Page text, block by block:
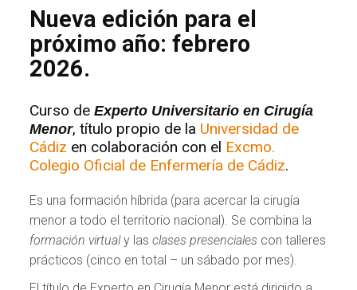
Nueva edición para el
próximo año: febrero
2026.
Curso deExperto Universitario en Cirugía
Menor, título propio de la Universidad de
Cádiz en colaboración con el Excmo.
Colegio Oficial de Enfermería de Cádiz.
Es una formación híbrida (para acercar la cirugía
menor a todo el territorio nacional). Se combina la
formación virtualy lasclases presenciales con talleres
prácticos (cinco en total – un sábado por mes).